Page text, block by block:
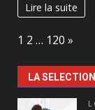
Lire la suite
Page:
1 2 … 120 Next
»
LA